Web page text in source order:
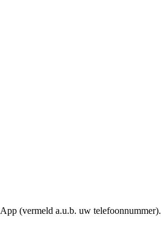
(vermeld a.u.b. uw telefoonnummer).